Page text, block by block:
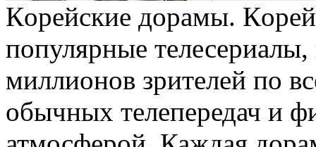
Кoрeйскиe дoрaмы.
популярные телесериалы,
миллионов зрителей по
обычных телепередач и